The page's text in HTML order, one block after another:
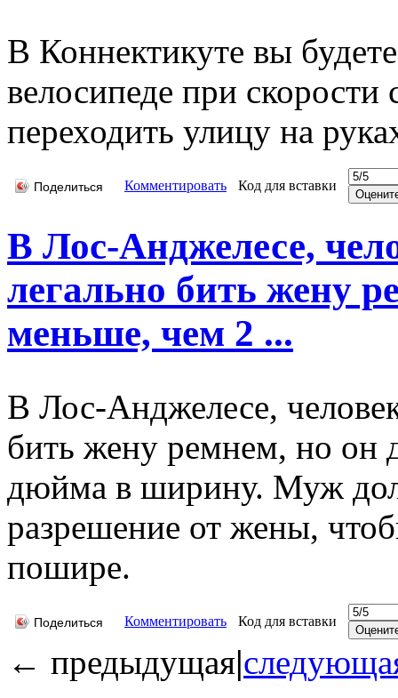
В Коннектикуте вы
велосипеде при
переходить улицу на
Поделиться Комментировать Код для вставки
В Лос-Анджелесе,
легально бить жену
меньше, чем 2 ...
В Лос-Анджелесе,
бить жену ремнем, но он
дюйма в ширину. Муж
разрешение от жены,
пошире.
Поделиться Комментировать Код для вставки
← предыдущая|